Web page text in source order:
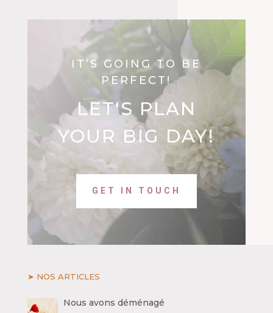
IT’S GOING TO BE
PERFECT!
LET'S PLAN
YOUR BIG DAY!
GET IN TOUCH
➤ NOS ARTICLES
Nous avons déménagé